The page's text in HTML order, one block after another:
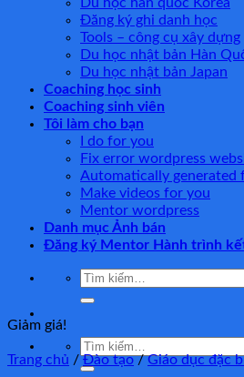
Đăng ký ghi danh học
Tools – công cụ xây dựng
Du học nhật bản Hàn
Du học nhật bản Japan
Coaching học sinh
Coaching sinh viên
Tôi làm cho bạn
I do for you
Fix error wordpress
Automatically generated
Make videos for you
Mentor wordpress
Danh mục Ảnh bán
Đăng ký Mentor Hành trình
Tìm
Tìm
kiếm:
Giảm giá!
Trang chủ / Đào tạo / Giáo dục đặc